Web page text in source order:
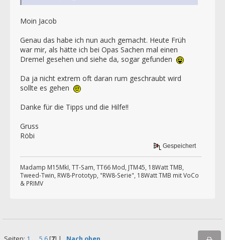
Moin Jacob
Genau das habe ich nun auch gemacht. Heute Früh
war mir, als hätte ich bei Opas Sachen mal einen
Dremel gesehen und siehe da, sogar gefunden
Da ja nicht extrem oft daran rum geschraubt wird
sollte es gehen
Danke für die Tipps und die Hilfe!!
Gruss
Röbi
Gespeichert
Madamp M15MkI, TT-Sam, TT66 Mod, JTM45, 18Watt TMB,
Tweed-Twin, RW8-Prototyp, "RW8-Serie", 18Watt TMB mit VoCo
& PRIMV